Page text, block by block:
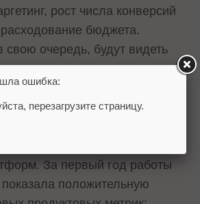
рост числа конверсий
бюджета.
свою очередь, будут видеть
и полезные предложения.
платформа была запущена
За первый год работы
положительную
ошибка:
перезагрузите страницу.